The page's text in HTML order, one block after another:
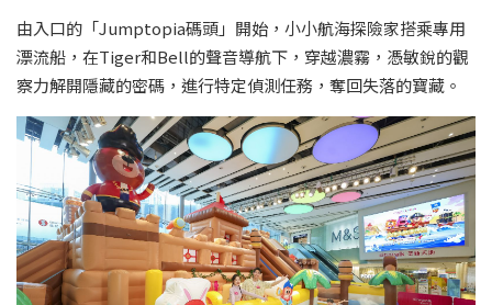
由入口的「Jumptopia碼頭」開始，小小航海探險家搭乘專用
漂流船，在Tiger和Bell的聲音導航下，穿越濃霧，憑敏銳的觀
察力解開隱藏的密碼，進行特定偵測任務，奪回失落的寶藏。